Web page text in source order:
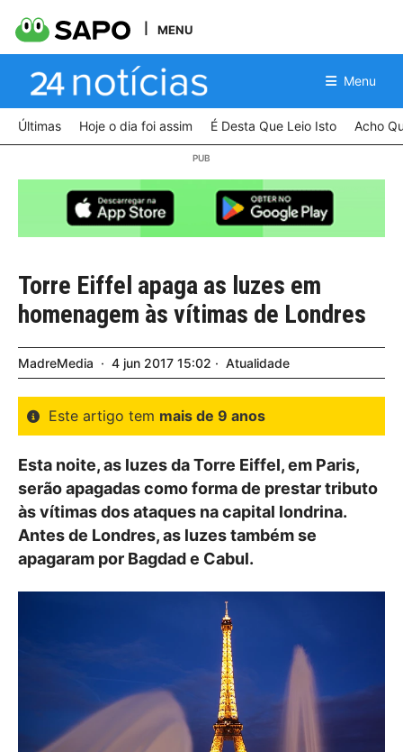
MENU
Menu
Últimas Hoje o dia foi assim É Desta Que Leio Isto Acho
Torre Eiffel apaga as luzes em
homenagem às vítimas de Londres
MadreMedia 4 jun 2017 15:02 Atualidade
Este artigo tem mais de 9 anos
Esta noite, as luzes da Torre Eiffel, em Paris,
serão apagadas como forma de prestar tributo
às vítimas dos ataques na capital londrina.
Antes de Londres, as luzes também se
apagaram por Bagdad e Cabul.